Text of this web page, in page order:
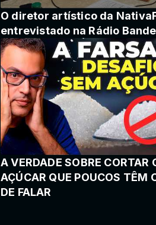
O diretor artístico da
entrevistado na Rádio
A VERDADE SOBRE CORTAR
AÇÚCAR QUE POUCOS TÊM
DE FALAR